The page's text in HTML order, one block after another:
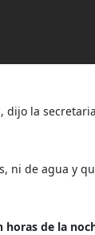
la
ni de agua y
horas de la